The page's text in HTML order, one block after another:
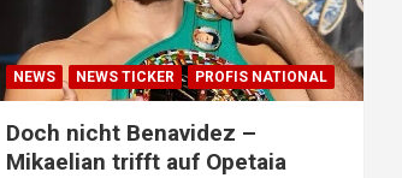
NEWS NEWS TICKER PROFIS NATIONAL
Doch nicht Benavidez –
Mikaelian trifft auf Opetaia